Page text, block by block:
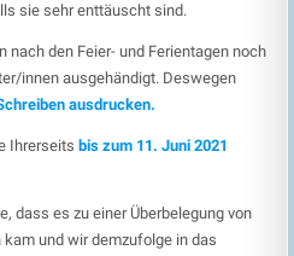
sie sehr enttäuscht sind.
nach den Feier- und Ferientagen noch
innen ausgehändigt. Deswegen
ausdrucken.
Ihrerseits bis zum 11. Juni 2021
dass es zu einer Überbelegung von
und wir demzufolge in das